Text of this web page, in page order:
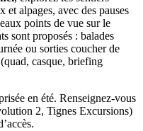
et alpages, avec des pauses
points de vue sur le
sont proposés : balades
ou sorties coucher de
casque, briefing
en été. Renseignez-vous
2, Tignes Excursions)